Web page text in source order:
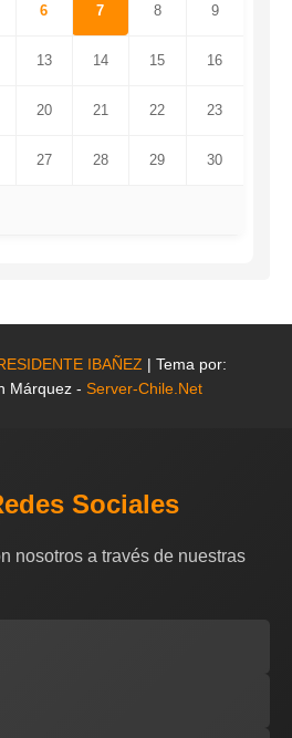
6 7 8 9
13 14 15 16
20 21 22 23
27 28 29 30
IBAÑEZ | Tema por:
Márquez - Server-Chile.Net
Sociales
nosotros a través de nuestras